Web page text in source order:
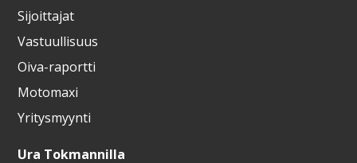
Sijoittajat
Vastuullisuus
Oiva-raportti
Motomaxi
Yritysmyynti
Ura Tokmannilla